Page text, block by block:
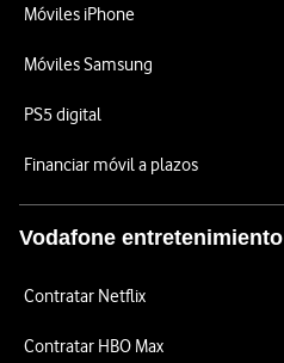
Móviles iPhone
Móviles Samsung
PS5 digital
Financiar móvil a plazos
Vodafone entretenimiento
Contratar Netflix
Contratar HBO Max